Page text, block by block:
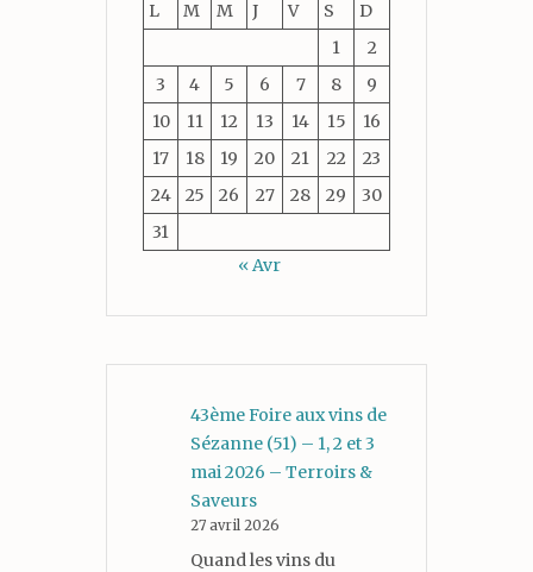
L
M M J V S
D
1
2
3
4 5 6 7 8
9
10
11 12 13 14 15
16
17
18 19 20 21 22
23
24
25 26 27 28 29
30
31
« Avr
43ème Foire aux vins de
Sézanne (51) – 1, 2 et 3
mai 2026 – Terroirs &
Saveurs
27 avril 2026
Quand les vins du